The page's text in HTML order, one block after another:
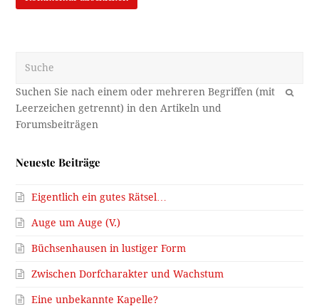
OK
Neueste Beiträge
Eigentlich ein gutes Rätsel…
Auge um Auge (V.)
Büchsenhausen in lustiger Form
Zwischen Dorfcharakter und Wachstum
Eine unbekannte Kapelle?